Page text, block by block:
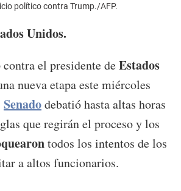
político contra Trump./AFP.
Unidos.
contra el presidente deEstados
nueva etapa este miércoles
Senadodebatió hasta altas horas
que regirán el proceso y los
todos los intentos de los
a altos funcionarios.